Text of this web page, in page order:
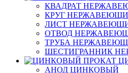
КВАДРАТ
КРУГ
ЛИСТ
ОТВОД
ТРУБА
ШЕСТИГРАННИК
АНОД ЦИНКОВЫЙ